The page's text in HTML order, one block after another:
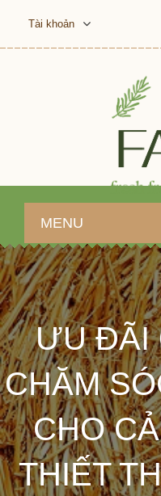
Tài khoản
MENU
ƯU ĐÃI QUÀ TẶNG
CHĂM
CHO
THIẾT